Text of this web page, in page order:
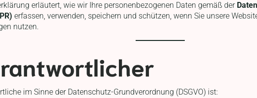
erläutert, wie wir Ihre personenbezogenen Daten gemäß der
erfassen, verwenden, speichern und schützen, wenn Sie unsere
nutzen.
im Sinne der Datenschutz-Grundverordnung (DSGVO) ist: